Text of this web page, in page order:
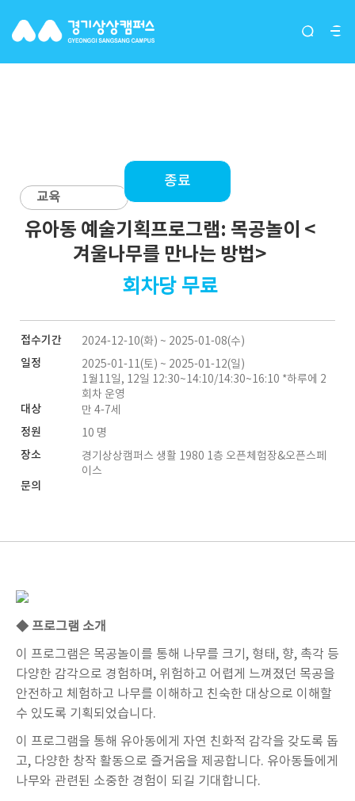
입주단체(그루버)
종료
교육
유아동 예술기획프로그램: 목공놀이 <
겨울나무를 만나는 방법>
회차당 무료
접수기간 2024-12-10(화) ~ 2025-01-08(수)
일정
2025-01-11(토) ~ 2025-01-12(일)
1월11일, 12일 12:30~14:10/14:30~16:10 *하루에 2
회차 운영
대상 만 4-7세
정원 10 명
장소
경기상상캠퍼스 생활 1980 1층 오픈체험장&오픈스페
이스
문의
◆ 프로그램 소개
이 프로그램은 목공놀이를 통해 나무를 크기 , 형태 , 향, 촉각 등
다양한 감각으로 경험하며 , 위험하고 어렵게 느껴졌던 목공을
안전하고 체험하고 나무를 이해하고 친숙한 대상으로 이해할
수 있도록 기획되었습니다.
이 프로그램을 통해 유아동에게 자연 친화적 감각을 갖도록 돕
고, 다양한 창작 활동으로 즐거움을 제공합니다. 유아동들에게
나무와 관련된 소중한 경험이 되길 기대합니다.